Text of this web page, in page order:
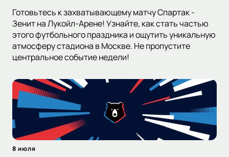
Готовьтесь к захватывающему матчу Спартак -
Зенит на Лукойл-Арене! Узнайте, как стать частью
этого футбольного праздника и ощутить уникальную
атмосферу стадиона в Москве. Не пропустите
центральное событие недели!
8 июля